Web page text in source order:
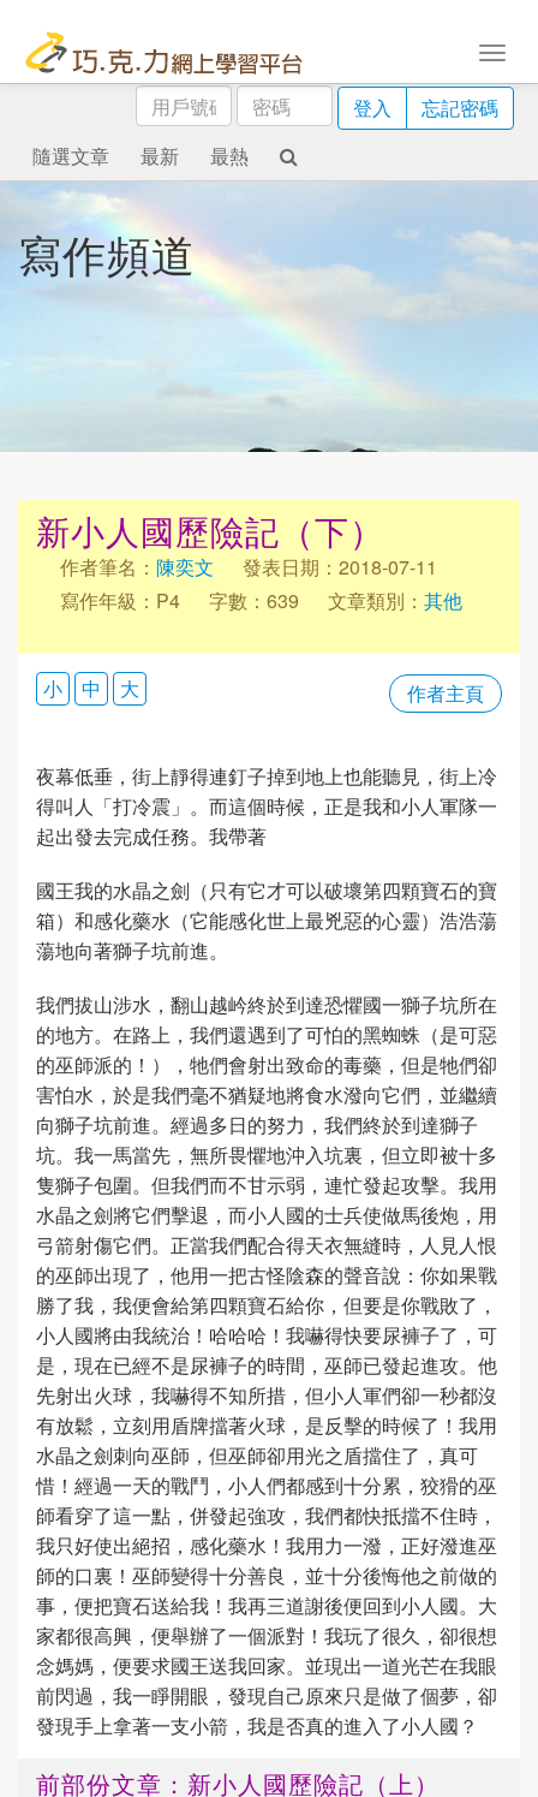
用
戶
號
碼
密
碼
登入
忘記密碼
隨選文章
最新 最熱
寫作頻道
新小人國歷險記（下）
作者筆名： 陳奕文
發表日期：2018-07-11
寫作年級：P4
字數：639 文章類別： 其他
作者主頁
小 中 大
夜幕低垂，街上靜得連釘子掉到地上也能聽見，街上冷
得叫人「打冷震」。而這個時候，正是我和小人軍隊一
起出發去完成任務。我帶著
國王我的水晶之劍（只有它才可以破壞第四顆寶石的寶
箱）和感化藥水（它能感化世上最兇惡的心靈）浩浩蕩
蕩地向著獅子坑前進。
我們拔山涉水，翻山越岒終於到達恐懼國一獅子坑所在
的地方。在路上，我們還遇到了可怕的黑蜘蛛（是可惡
的巫師派的！），牠們會射出致命的毒藥，但是牠們卻
害怕水，於是我們毫不猶疑地將食水潑向它們，並繼續
向獅子坑前進。經過多日的努力，我們終於到達獅子
坑。我一馬當先，無所畏懼地沖入坑裏，但立即被十多
隻獅子包圍。但我們而不甘示弱，連忙發起攻擊。我用
水晶之劍將它們擊退，而小人國的士兵使做馬後炮，用
弓箭射傷它們。正當我們配合得天衣無縫時，人見人恨
的巫師出現了，他用一把古怪陰森的聲音說：你如果戰
勝了我，我便會給第四顆寶石給你，但要是你戰敗了，
小人國將由我統治！哈哈哈！我嚇得快要尿褲子了，可
是，現在已經不是尿褲子的時間，巫師已發起進攻。他
先射出火球，我嚇得不知所措，但小人軍們卻一秒都沒
有放鬆，立刻用盾牌擋著火球，是反擊的時候了！我用
水晶之劍刺向巫師，但巫師卻用光之盾擋住了，真可
惜！經過一天的戰鬥，小人們都感到十分累，狡猾的巫
師看穿了這一點，併發起強攻，我們都快抵擋不住時，
我只好使出絕招，感化藥水！我用力一潑，正好潑進巫
師的口裏！巫師變得十分善良，並十分後悔他之前做的
事，便把寶石送給我！我再三道謝後便回到小人國。大
家都很高興，便舉辦了一個派對！我玩了很久，卻很想
念媽媽，便要求國王送我回家。並現出一道光芒在我眼
前閃過，我一睜開眼，發現自己原來只是做了個夢，卻
發現手上拿著一支小箭，我是否真的進入了小人國？
前部份文章：新小人國歷險記（上）